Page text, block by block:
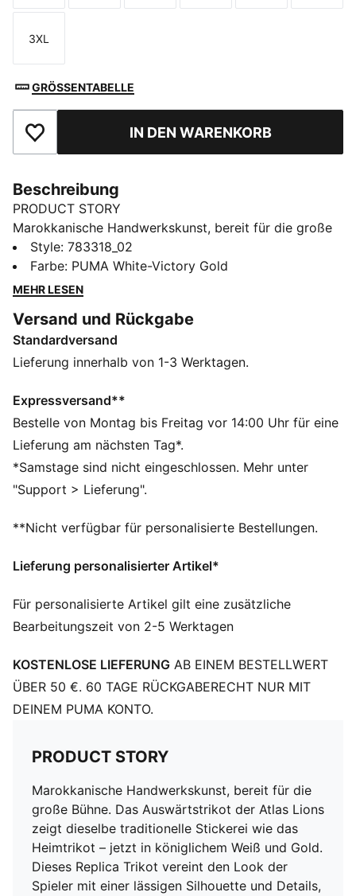
Größe
3XL
GRÖSSENTABELLE
Zu Favoriten hinzufügenIN DEN WARENKORB
Beschreibung
PRODUCT STORY
Marokkanische Handwerkskunst, bereit für die große
Bühne. Das Auswärtstrikot der Atlas Lions zeigt
dieselbe traditionelle Stickerei wie das Heimtrikot –
jetzt in königlichem Weiß und Gold. Dieses Replica
Silhouette und Details, die für Spieltag und Alltag
perfekt funktionieren.
FEATURES + VORTEILE
Gewebe leiten Feuchtigkeit von der Haut ab – für ein
trockenes und komfortables Tragegefühl
Als Teil des RE:FIBRE-Programms ist dieses
Kleidungsstück zu mindestens 95 % aus
Recyclingmaterial von Textilabfällen und anderen
gebrauchten Materialien hergestellt.
Passform: Regulär
Ausschnitt: Rundhalsausschnitt
Team und PUMA Branding-Details
Mesh-Einsätze für Luftzirkulation
Style: 783318_02
Farbe: PUMA White-Victory Gold
MEHR LESEN
Versand und Rückgabe
Standardversand
Lieferung innerhalb von 1-3 Werktagen.
Expressversand**
Bestelle von Montag bis Freitag vor 14:00 Uhr für eine
Lieferung am nächsten Tag*.
*Samstage sind nicht eingeschlossen. Mehr unter
"Support > Lieferung".
**Nicht verfügbar für personalisierte Bestellungen.
Lieferung personalisierter Artikel*
Für personalisierte Artikel gilt eine zusätzliche
Bearbeitungszeit von 2-5 Werktagen
KOSTENLOSE LIEFERUNG AB EINEM BESTELLWERT
ÜBER 50 €. 60 TAGE RÜCKGABERECHT NUR MIT
DEINEM PUMA KONTO.
PRODUCT STORY
Marokkanische Handwerkskunst, bereit für die
große Bühne. Das Auswärtstrikot der Atlas Lions
zeigt dieselbe traditionelle Stickerei wie das
Heimtrikot – jetzt in königlichem Weiß und Gold.
Dieses Replica Trikot vereint den Look der
Spieler mit einer lässigen Silhouette und Details,